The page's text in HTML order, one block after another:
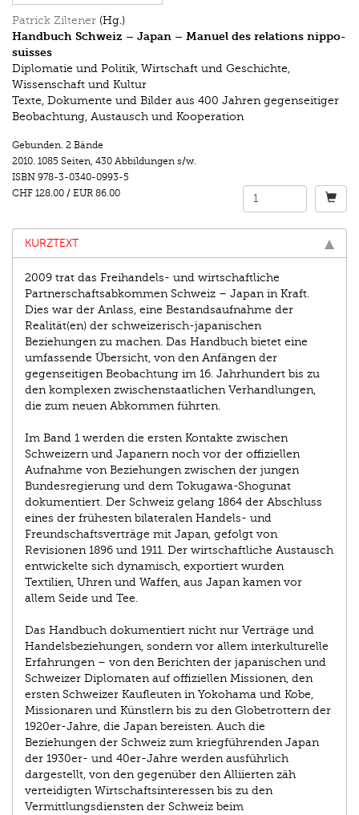
Patrick Ziltener (Hg.)
Handbuch Schweiz – Japan – Manuel des relations nippo-
suisses
Diplomatie und Politik, Wirtschaft und Geschichte,
Wissenschaft und Kultur
Texte, Dokumente und Bilder aus 400 Jahren gegenseitiger
Beobachtung, Austausch und Kooperation
Gebunden. 2 Bände
2010. 1085 Seiten, 430 Abbildungen s/w.
ISBN 978-3-0340-0993-5
CHF 128.00 / EUR 86.00
KURZTEXT
2009 trat das Freihandels- und wirtschaftliche
Partnerschaftsabkommen Schweiz – Japan in Kraft.
Dies war der Anlass, eine Bestandsaufnahme der
Realität(en) der schweizerisch-japanischen
Beziehungen zu machen. Das Handbuch bietet eine
umfassende Übersicht, von den Anfängen der
gegenseitigen Beobachtung im 16. Jahrhundert bis zu
den komplexen zwischenstaatlichen Verhandlungen,
die zum neuen Abkommen führten.
Im Band 1 werden die ersten Kontakte zwischen
Schweizern und Japanern noch vor der offiziellen
Aufnahme von Beziehungen zwischen der jungen
Bundesregierung und dem Tokugawa-Shogunat
dokumentiert. Der Schweiz gelang 1864 der Abschluss
eines der frühesten bilateralen Handels- und
Freundschaftsverträge mit Japan, gefolgt von
Revisionen 1896 und 1911. Der wirtschaftliche Austausch
entwickelte sich dynamisch, exportiert wurden
Textilien, Uhren und Waffen, aus Japan kamen vor
allem Seide und Tee.
Das Handbuch dokumentiert nicht nur Verträge und
Handelsbeziehungen, sondern vor allem interkulturelle
Erfahrungen – von den Berichten der japanischen und
Schweizer Diplomaten auf offiziellen Missionen, den
ersten Schweizer Kaufleuten in Yokohama und Kobe,
Missionaren und Künstlern bis zu den Globetrottern der
1920er-Jahre, die Japan bereisten. Auch die
Beziehungen der Schweiz zum kriegführenden Japan
der 1930er- und 40er-Jahre werden ausführlich
dargestellt, von den gegenüber den Alliierten zäh
verteidigten Wirtschaftsinteressen bis zu den
Vermittlungsdiensten der Schweiz beim